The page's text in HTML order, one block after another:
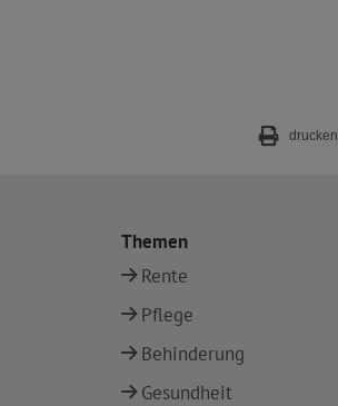
drucken
Themen
Rente
Pflege
Behinderung
Gesundheit